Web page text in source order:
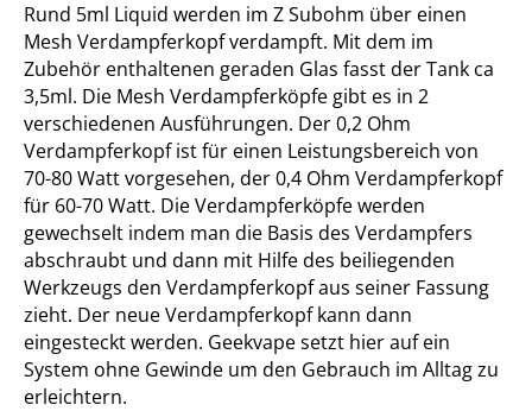
Rund 5ml Liquid werden im Z Subohm über einen
Mesh Verdampferkopf verdampft. Mit dem im
Zubehör enthaltenen geraden Glas fasst der Tank ca
3,5ml. Die Mesh Verdampferköpfe gibt es in 2
verschiedenen Ausführungen. Der 0,2 Ohm
Verdampferkopf ist für einen Leistungsbereich von
70-80 Watt vorgesehen, der 0,4 Ohm Verdampferkopf
für 60-70 Watt. Die Verdampferköpfe werden
gewechselt indem man die Basis des Verdampfers
abschraubt und dann mit Hilfe des beiliegenden
Werkzeugs den Verdampferkopf aus seiner Fassung
zieht. Der neue Verdampferkopf kann dann
eingesteckt werden. Geekvape setzt hier auf ein
System ohne Gewinde um den Gebrauch im Alltag zu
erleichtern.